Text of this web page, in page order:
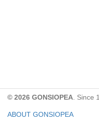
© 2026 GONSIOPEA . Since
ABOUT GONSIOPEA